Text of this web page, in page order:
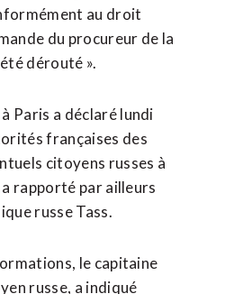
au droit
du procureur de la
dérouté ».
à Paris a déclaré lundi
françaises des
citoyens russes à
rapporté par ailleurs
russe Tass.
le capitaine
russe, a indiqué